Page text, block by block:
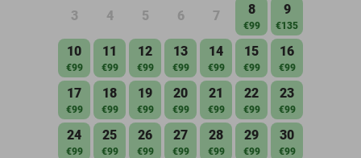
3 4 5 6 7 8
€99
9
€135
10
€99
11
€99
12
€99
13
€99
14
€99
15
€99
16
€99
17
€99
18
€99
19
€99
20
€99
21
€99
22
€99
23
€99
24
€99
25
€99
26
€99
27
€99
28
€99
29
€99
30
€99